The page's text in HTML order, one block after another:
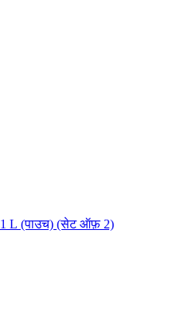
सिटीमॉल न.1 कच्ची घनी सरसों का तेल 1 L (पाउच) (सेट ऑफ़ 2)